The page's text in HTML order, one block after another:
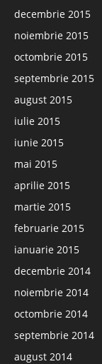
decembrie 2015
noiembrie 2015
octombrie 2015
septembrie 2015
august 2015
iulie 2015
iunie 2015
mai 2015
aprilie 2015
martie 2015
februarie 2015
ianuarie 2015
decembrie 2014
noiembrie 2014
octombrie 2014
septembrie 2014
august 2014